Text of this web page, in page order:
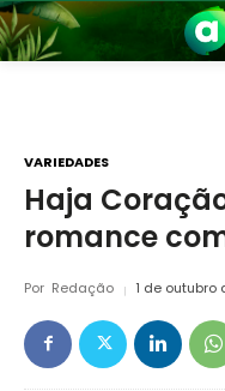
VARIEDADES
Haja
romance
Por Redação 1 de outubro